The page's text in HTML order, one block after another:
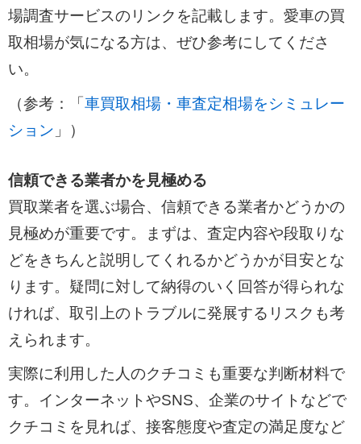
場調査サービスのリンクを記載します。愛車の買
取相場が気になる方は、ぜひ参考にしてくださ
い。
（参考：「 車買取相場・車査定相場をシミュレー
ション 」）
信頼できる業者かを見極める
買取業者を選ぶ場合、信頼できる業者かどうかの
見極めが重要です。まずは、査定内容や段取りな
どをきちんと説明してくれるかどうかが目安とな
ります。疑問に対して納得のいく回答が得られな
ければ、取引上のトラブルに発展するリスクも考
えられます。
実際に利用した人のクチコミも重要な判断材料で
す。インターネットやSNS、企業のサイトなどで
クチコミを見れば、接客態度や査定の満足度など